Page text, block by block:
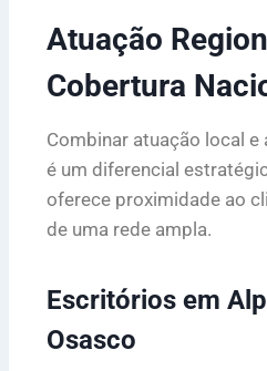
Atuação
Cobertura
Combinar atuação local e
é um diferencial
oferece proximidade ao
de uma rede ampla.
Escritórios em
Osasco